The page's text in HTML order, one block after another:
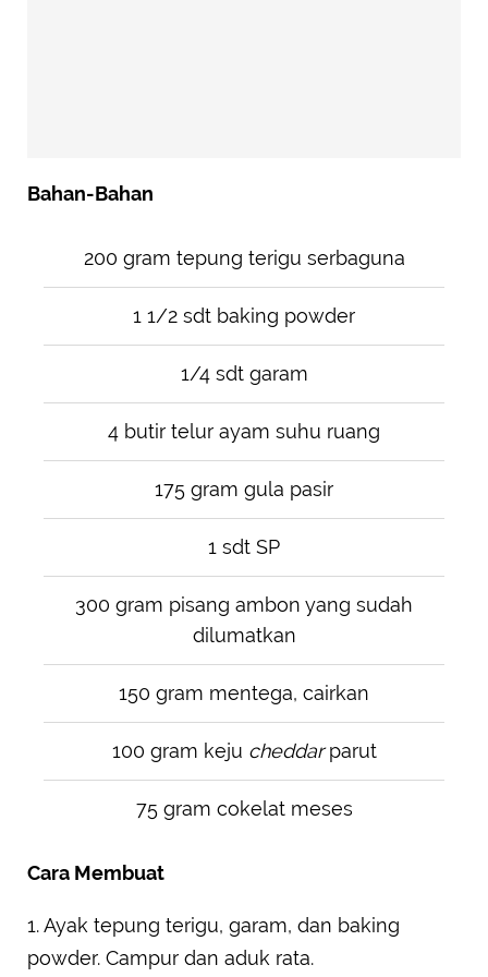
Bahan-Bahan
200 gram tepung terigu serbaguna
1 1/2 sdt baking powder
1/4 sdt garam
4 butir telur ayam suhu ruang
175 gram gula pasir
1 sdt SP
300 gram pisang ambon yang sudah
dilumatkan
150 gram mentega, cairkan
100 gram keju cheddarparut
75 gram cokelat meses
Cara Membuat
1. Ayak tepung terigu, garam, dan baking
powder. Campur dan aduk rata.